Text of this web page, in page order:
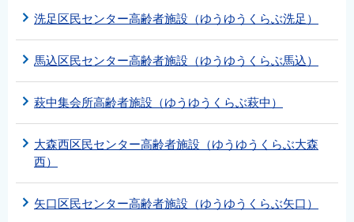
洗足区民センター高齢者施設（ゆうゆうくらぶ洗足）
馬込区民センター高齢者施設（ゆうゆうくらぶ馬込）
萩中集会所高齢者施設（ゆうゆうくらぶ萩中）
大森西区民センター高齢者施設（ゆうゆうくらぶ大森
西）
矢口区民センター高齢者施設（ゆうゆうくらぶ矢口）